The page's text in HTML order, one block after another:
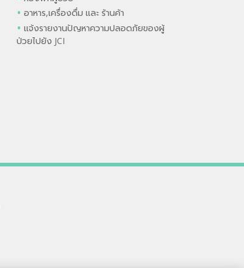
อาหาร,เครื่องดื่ม และ ร้านค้า
แจ้งรายงานปัญหาความปลอดภัยของผู้
ป่วยไปยัง JCI